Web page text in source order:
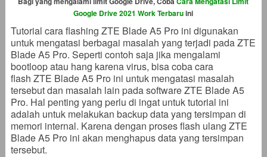
Google Drive 2021 Work Terbaruini
Tutorial cara flashing ZTE Blade A5 Pro ini digunakan
untuk mengatasi berbagai masalah yang terjadi pada ZTE
Blade A5 Pro. Seperti contoh saja jika mengalami
bootloop atau hang karena virus, bisa coba cara
flash ZTE Blade A5 Pro ini untuk mengatasi masalah
tersebut dan masalah lain pada software ZTE Blade A5
Pro. Hal penting yang perlu di ingat untuk tutorial ini
adalah untuk melakukan backup data yang tersimpan di
memori internal. Karena dengan proses flash ulang ZTE
Blade A5 Pro ini akan menghapus data yang tersimpan
tersebut.